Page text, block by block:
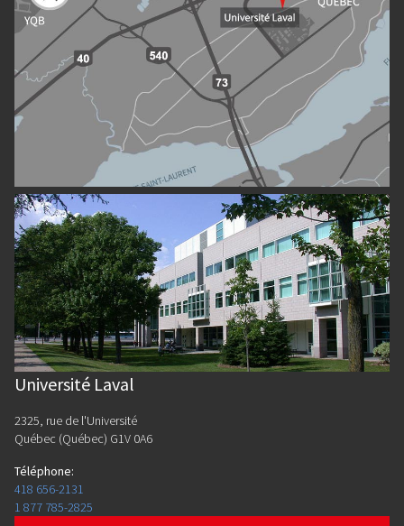
Université Laval
2325, rue de l'Université
Québec (Québec) G1V 0A6
Téléphone:
418 656-2131
1 877 785-2825